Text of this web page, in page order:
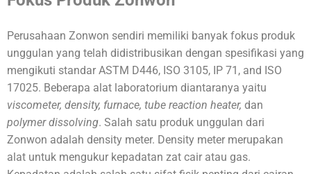
Perusahaan Zonwon sendiri memiliki banyak fokus produk
unggulan yang telah didistribusikan dengan spesifikasi yang
mengikuti standar ASTM D446, ISO 3105, IP 71, and ISO
17025. Beberapa alat laboratorium diantaranya yaitu
viscometer, density, furnace, tube reaction heater, dan
polymer dissolving. Salah satu produk unggulan dari
Zonwon adalah density meter. Density meter merupakan
alat untuk mengukur kepadatan zat cair atau gas.